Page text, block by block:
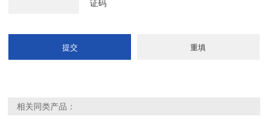
相关同类产品：